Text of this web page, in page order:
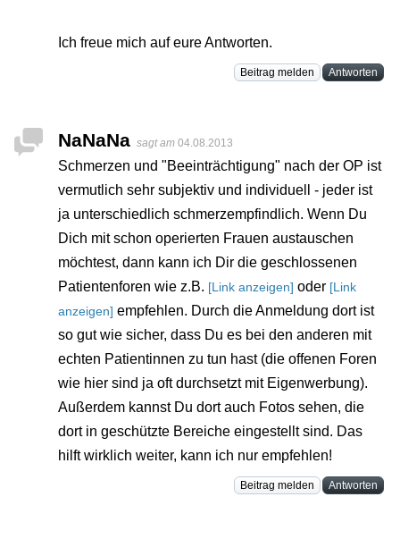
Ich freue mich auf eure Antworten.
Beitrag melden Antworten
NaNaNa sagt am 04.08.2013
Schmerzen und "Beeinträchtigung" nach der OP ist
vermutlich sehr subjektiv und individuell - jeder ist
ja unterschiedlich schmerzempfindlich. Wenn Du
Dich mit schon operierten Frauen austauschen
möchtest, dann kann ich Dir die geschlossenen
Patientenforen wie z.B. [Link anzeigen] oder [Link
anzeigen] empfehlen. Durch die Anmeldung dort ist
so gut wie sicher, dass Du es bei den anderen mit
echten Patientinnen zu tun hast (die offenen Foren
wie hier sind ja oft durchsetzt mit Eigenwerbung).
Außerdem kannst Du dort auch Fotos sehen, die
dort in geschützte Bereiche eingestellt sind. Das
hilft wirklich weiter, kann ich nur empfehlen!
Beitrag melden Antworten